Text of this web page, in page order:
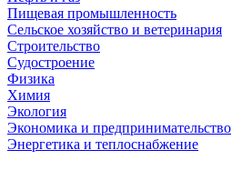
Пищевая промышленность
Сельское хозяйство и ветеринария
Строительство
Судостроение
Физика
Химия
Экология
Экономика и предпринимательство
Энергетика и теплоснабжение